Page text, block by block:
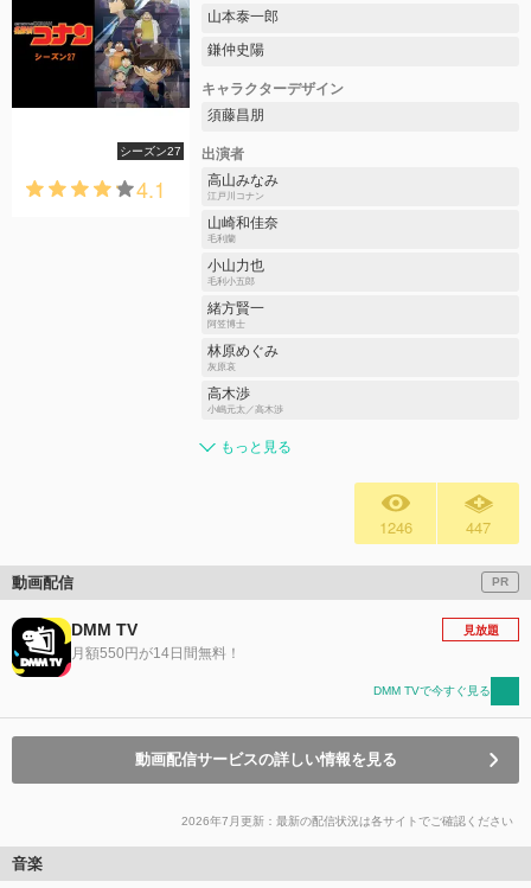
シーズン27
4.1
山本泰一郎
鎌仲史陽
キャラクターデザイン
須藤昌朋
出演者
高山みなみ
江戸川コナン
山崎和佳奈
毛利蘭
小山力也
毛利小五郎
緒方賢一
阿笠博士
林原めぐみ
灰原哀
高木渉
小嶋元太／高木渉
もっと見る
1246 447
動画配信 PR
DMM TV
月額550円が14日間無料！
見放題
DMM TVで今すぐ見る
動画配信サービスの詳しい情報を見る
2026年7月更新：最新の配信状況は各サイトでご確認ください
音楽